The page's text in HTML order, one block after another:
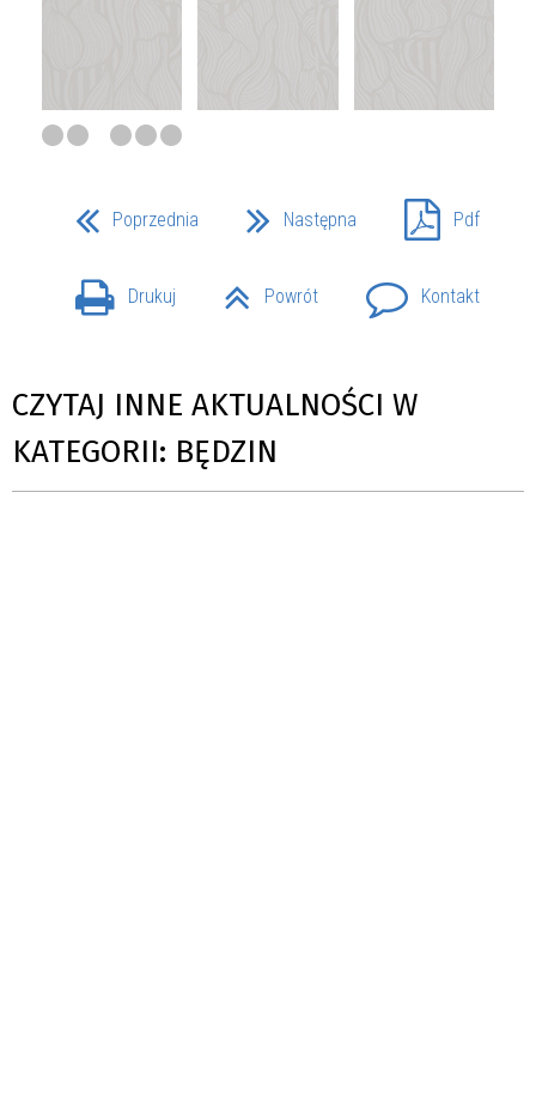
Poprzednia Następna Pdf
Drukuj Powrót Kontakt
CZYTAJ INNE AKTUALNOŚCI W
KATEGORII: BĘDZIN